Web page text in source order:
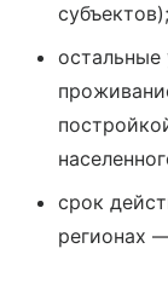
субъектов);
остальные
срок
регионах